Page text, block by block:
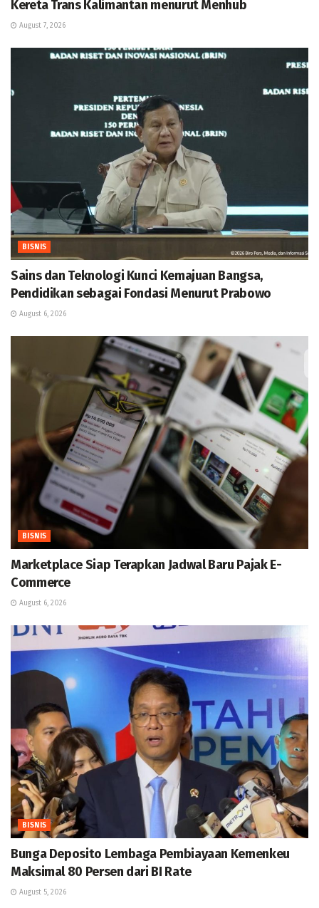
Kereta Trans Kalimantan menurut Menhub
August 7, 2026
BISNIS
Sains dan Teknologi Kunci Kemajuan Bangsa,
Pendidikan sebagai Fondasi Menurut Prabowo
August 6, 2026
BISNIS
Marketplace Siap Terapkan Jadwal Baru Pajak E-
Commerce
August 6, 2026
BISNIS
Bunga Deposito Lembaga Pembiayaan Kemenkeu
Maksimal 80 Persen dari BI Rate
August 5, 2026